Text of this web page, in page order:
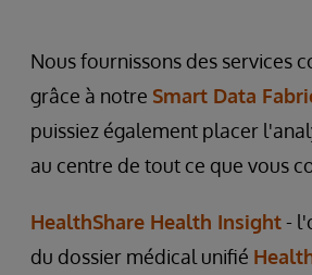
Nous fournissons des services
grâce à notre Smart Data
puissiez également placer
au centre de tout ce que vous
HealthShare Health Insight-
du dossier médical unifié